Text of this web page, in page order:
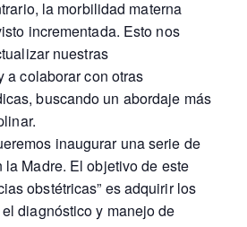
la morbilidad materna
incrementada. Esto nos
nuestras
a colaborar con otras
buscando un abordaje más
inaugurar una serie de
la Madre. El objetivo de este
obstétricas” es adquirir los
diagnóstico y manejo de